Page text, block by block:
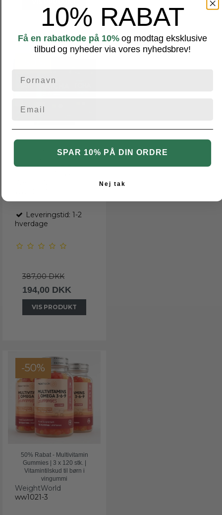
50% Rabat - Matcha Te
Superfood til energi &
Leveringstid: 1-2
hverdage
387,00 DKK
194,00 DKK
VIS PRODUKT
-50%
50% Rabat - Multivitamin
Gummies | 3 x 120 stk. |
Vitamintilskud til børn i
vingummi
WeightWorld
ww1021-3
10% RABAT
Få en rabatkode på 10%og modtag eksklusive
tilbud og nyheder via vores nyhedsbrev!
SPAR 10% PÅ DIN ORDRE
Nej tak